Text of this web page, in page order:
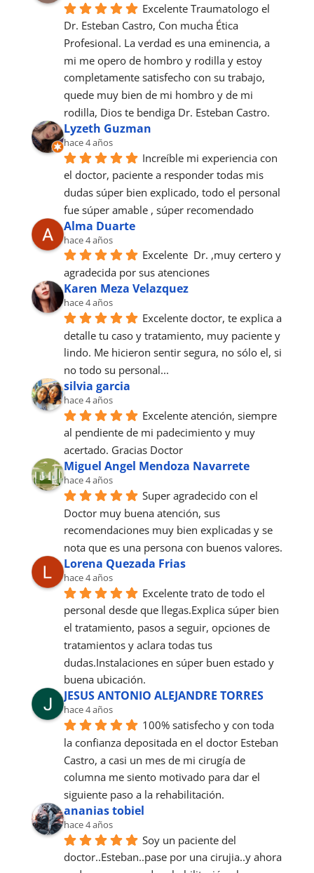
Excelente Traumatologo el
Dr. Esteban Castro, Con mucha Ética
Profesional. La verdad es una eminencia, a
mi me opero de hombro y rodilla y estoy
completamente satisfecho con su trabajo,
quede muy bien de mi hombro y de mi
rodilla, Dios te bendiga Dr. Esteban Castro.
Lyzeth Guzman
hace 4 años
Increíble mi experiencia con
el doctor, paciente a responder todas mis
dudas súper bien explicado, todo el personal
fue súper amable , súper recomendado
Alma Duarte
hace 4 años
Excelente  Dr. ,muy certero y
agradecida por sus atenciones
Karen Meza Velazquez
hace 4 años
Excelente doctor, te explica a
detalle tu caso y tratamiento, muy paciente y
lindo. Me hicieron sentir segura, no sólo el, si
no todo su personal...
silvia garcia
hace 4 años
Excelente atención, siempre
al pendiente de mi padecimiento y muy
acertado. Gracias Doctor
Miguel Angel Mendoza Navarrete
hace 4 años
Super agradecido con el
Doctor muy buena atención, sus
recomendaciones muy bien explicadas y se
nota que es una persona con buenos valores.
Lorena Quezada Frias
hace 4 años
Excelente trato de todo el
personal desde que llegas.Explica súper bien
el tratamiento, pasos a seguir, opciones de
tratamientos y aclara todas tus
dudas.Instalaciones en súper buen estado y
buena ubicación.
JESUS ANTONIO ALEJANDRE TORRES
hace 4 años
100% satisfecho y con toda
la confianza depositada en el doctor Esteban
Castro, a casi un mes de mi cirugía de
columna me siento motivado para dar el
siguiente paso a la rehabilitación.
ananias tobiel
hace 4 años
Soy un paciente del
doctor..Esteban..pase por una cirujia..y ahora